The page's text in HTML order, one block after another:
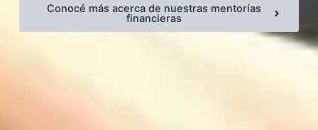
Conocé más acerca de nuestras mentorías
financieras